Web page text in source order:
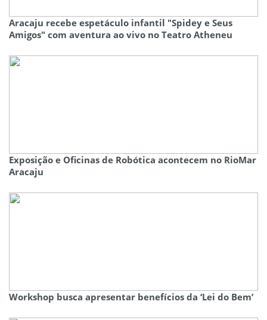
Aracaju recebe espetáculo infantil "Spidey e Seus
Amigos" com aventura ao vivo no Teatro Atheneu
Exposição e Oficinas de Robótica acontecem no RioMar
Aracaju
Workshop busca apresentar benefícios da ‘Lei do Bem’